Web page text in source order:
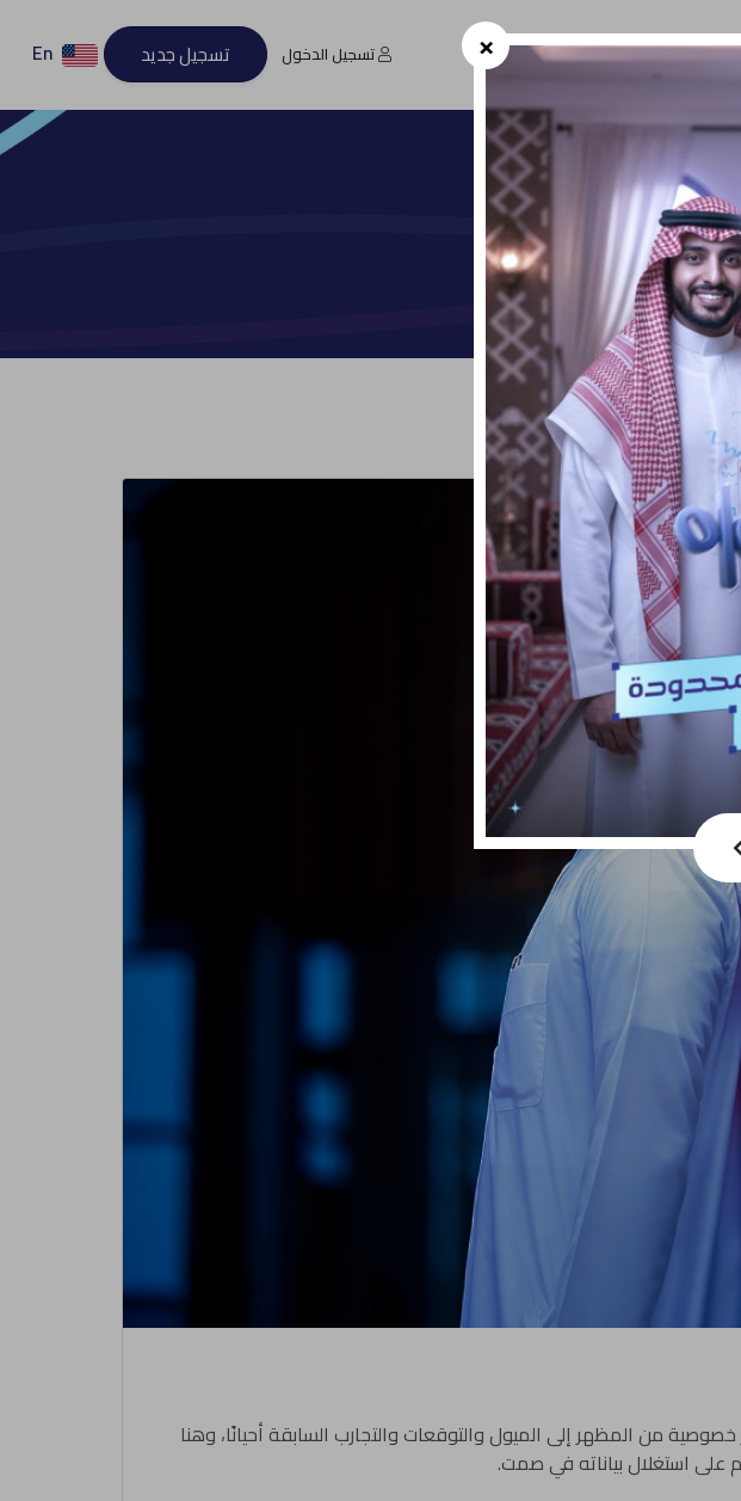
معنا الشروط و الأحكام تسجيل الدخول تسجيل جديد En ×
من المظهر إلى الميول والتوقعات والتجارب السابقة أحيانًا، وهنا
على استغلال بياناته في صمت.